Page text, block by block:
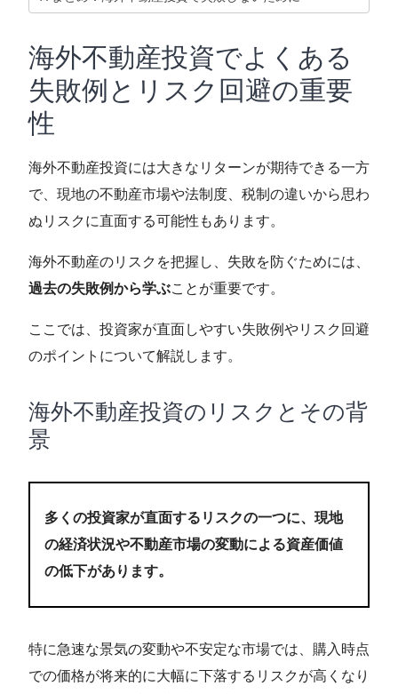
海外不動産投資でよくある
失敗例とリスク回避の重要
性
海外不動産投資には大きなリターンが期待できる一方
で、現地の不動産市場や法制度、税制の違いから思わ
ぬリスクに直面する可能性もあります。
海外不動産のリスクを把握し、失敗を防ぐためには、
過去の失敗例から学ぶことが重要です。
ここでは、投資家が直面しやすい失敗例やリスク回避
のポイントについて解説します。
海外不動産投資のリスクとその背
景
多くの投資家が直面するリスクの一つに、現地
の経済状況や不動産市場の変動による資産価値
の低下があります。
特に急速な景気の変動や不安定な市場では、購入時点
での価格が将来的に大幅に下落するリスクが高くなり